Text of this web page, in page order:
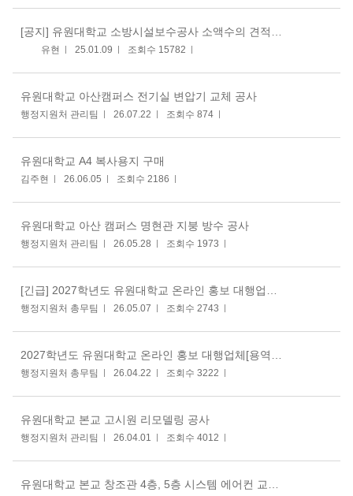
[공지] 유원대학교 소방시설보수공사 소액수의 견적제출공고
유현 25.01.09 조회수 15782
유원대학교 아산캠퍼스 전기실 변압기 교체 공사
행정지원처 관리팀 26.07.22 조회수 874
유원대학교 A4 복사용지 구매
김주현 26.06.05 조회수 2186
유원대학교 아산 캠퍼스 명현관 지붕 방수 공사
행정지원처 관리팀 26.05.28 조회수 1973
[긴급] 2027학년도 유원대학교 온라인 홍보 대행업체[용역] 선정 입찰 재공고
행정지원처 총무팀 26.05.07 조회수 2743
2027학년도 유원대학교 온라인 홍보 대행업체[용역] 선정 입찰공고의 건
행정지원처 총무팀 26.04.22 조회수 3222
유원대학교 본교 고시원 리모델링 공사
행정지원처 관리팀 26.04.01 조회수 4012
유원대학교 본교 창조관 4층, 5층 시스템 에어컨 교체 공사